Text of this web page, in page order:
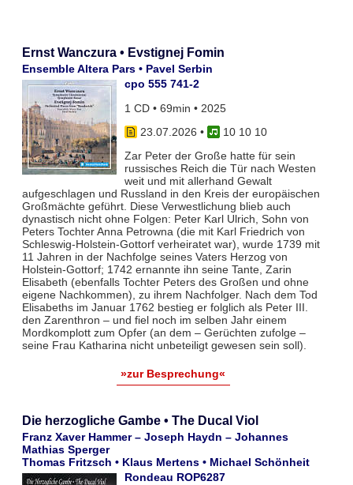
Ernst Wanczura • Evstignej Fomin
Ensemble Altera Pars • Pavel Serbin
cpo 555 741-2
1 CD • 69min • 2025
23.07.2026 •
10 10 10
Zar Peter der Große hatte für sein
russisches Reich die Tür nach Westen
weit und mit allerhand Gewalt
aufgeschlagen und Russland in den Kreis der europäischen
Großmächte geführt. Diese Verwestlichung blieb auch
dynastisch nicht ohne Folgen: Peter Karl Ulrich, Sohn von
Peters Tochter Anna Petrowna (die mit Karl Friedrich von
Schleswig-Holstein-Gottorf verheiratet war), wurde 1739 mit
11 Jahren in der Nachfolge seines Vaters Herzog von
Holstein-Gottorf; 1742 ernannte ihn seine Tante, Zarin
Elisabeth (ebenfalls Tochter Peters des Großen und ohne
eigene Nachkommen), zu ihrem Nachfolger. Nach dem Tod
Elisabeths im Januar 1762 bestieg er folglich als Peter III.
den Zarenthron – und fiel noch im selben Jahr einem
Mordkomplott zum Opfer (an dem – Gerüchten zufolge –
seine Frau Katharina nicht unbeteiligt gewesen sein soll).
»zur Besprechung«
Die herzogliche Gambe • The Ducal Viol
Franz Xaver Hammer – Joseph Haydn – Johannes
Mathias Sperger
Thomas Fritzsch • Klaus Mertens • Michael Schönheit
Rondeau ROP6287